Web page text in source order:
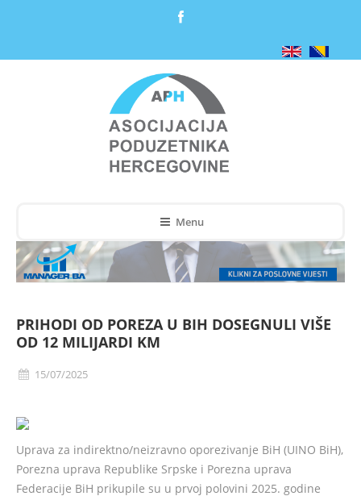
Menu
PRIHODI OD POREZA U BIH DOSEGNULI VIŠE
OD 12 MILIJARDI KM
15/07/2025
Uprava za indirektno/neizravno oporezivanje BiH (UINO BiH),
Porezna uprava Republike Srpske i Porezna uprava
Federacije BiH prikupile su u prvoj polovini 2025. godine